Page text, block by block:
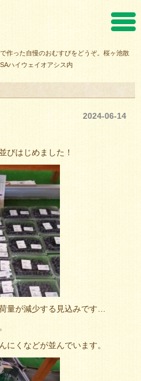
作った自慢のおむすびをどうぞ。桜ヶ池散
ハイウェイオアシス内
2024-06-14
びはじめました！
量が減少する見込みです…
にくなどが並んでいます。